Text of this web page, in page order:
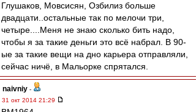
Глушаков, Мовсисян, Озбилиз больше
двадцати..остальные так по мелочи три,
четыре....Меня не знаю сколько бить надо,
чтобы я за такие деньги это всё набрал. В 90-
ые за такие вещи на дно карьера отправляли,
сейчас ничё, в Мальорке спрятался.
naivniy -
31 окт 2014 21:29